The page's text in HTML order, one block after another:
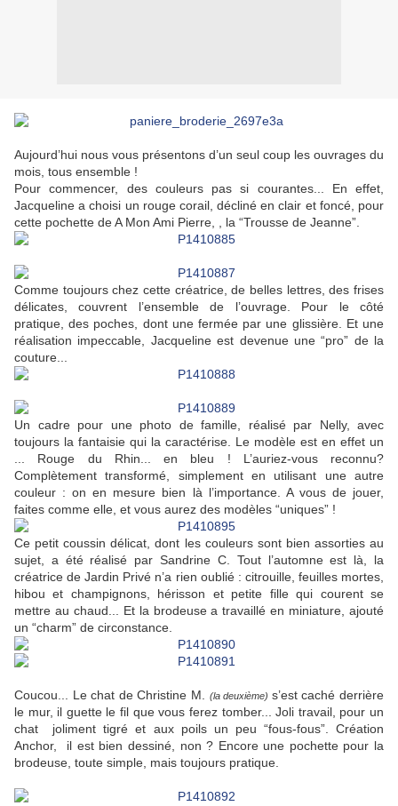
Aujourd’hui nous vous présentons d’un seul coup les ouvrages du
mois, tous ensemble !
Pour commencer, des couleurs pas si courantes... En effet,
Jacqueline a choisi un rouge corail, décliné en clair et foncé, pour
cette pochette de A Mon Ami Pierre, , la “Trousse de Jeanne”.
Comme toujours chez cette créatrice, de belles lettres, des frises
délicates, couvrent l’ensemble de l’ouvrage. Pour le côté
pratique, des poches, dont une fermée par une glissière. Et une
réalisation impeccable, Jacqueline est devenue une “pro” de la
couture...
Un cadre pour une photo de famille, réalisé par Nelly, avec
toujours la fantaisie qui la caractérise. Le modèle est en effet un
... Rouge du Rhin... en bleu ! L’auriez-vous reconnu?
Complètement transformé, simplement en utilisant une autre
couleur : on en mesure bien là l’importance. A vous de jouer,
faites comme elle, et vous aurez des modèles “uniques” !
Ce petit coussin délicat, dont les couleurs sont bien assorties au
sujet, a été réalisé par Sandrine C. Tout l’automne est là, la
créatrice de Jardin Privé n’a rien oublié : citrouille, feuilles mortes,
hibou et champignons, hérisson et petite fille qui courent se
mettre au chaud... Et la brodeuse a travaillé en miniature, ajouté
un “charm” de circonstance.
Coucou... Le chat de Christine M. (la deuxième) s’est caché derrière
le mur, il guette le fil que vous ferez tomber... Joli travail, pour un
chat joliment tigré et aux poils un peu “fous-fous”. Création
Anchor, il est bien dessiné, non ? Encore une pochette pour la
brodeuse, toute simple, mais toujours pratique.